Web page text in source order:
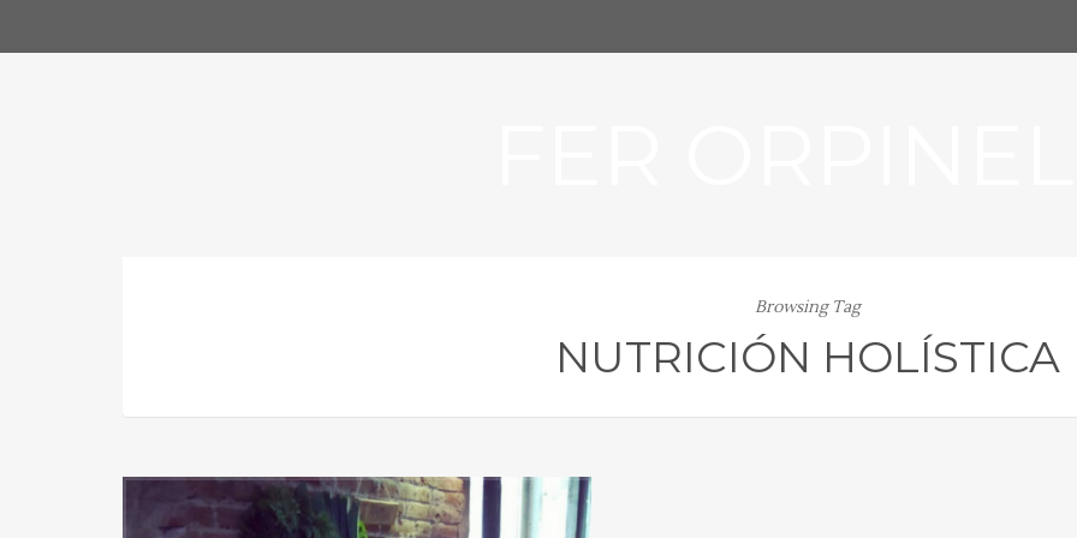
Browsing Tag
NUTRICIÓN HOLÍSTICA